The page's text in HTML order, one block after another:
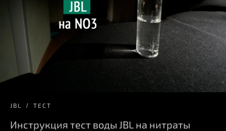
JBL ТЕСТ
Инструкция тест воды JBL на нитраты